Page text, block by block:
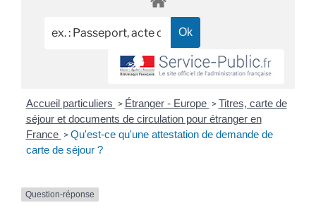
Accueil particuliers > Étranger - Europe > Titres, carte de
séjour et documents de circulation pour étranger en
France > Qu'est-ce qu'une attestation de demande de
carte de séjour ?
Question-réponse